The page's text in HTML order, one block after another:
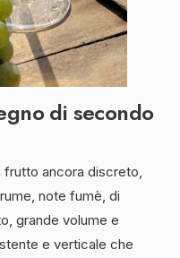
di secondo
ancora discreto,
note fumè, di
grande volume e
e verticale che